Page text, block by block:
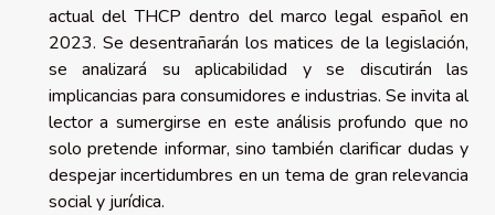
actual del THCP dentro del marco legal español en
2023. Se desentrañarán los matices de la legislación,
se analizará su aplicabilidad y se discutirán las
implicancias para consumidores e industrias. Se invita al
lector a sumergirse en este análisis profundo que no
solo pretende informar, sino también clarificar dudas y
despejar incertidumbres en un tema de gran relevancia
social y jurídica.